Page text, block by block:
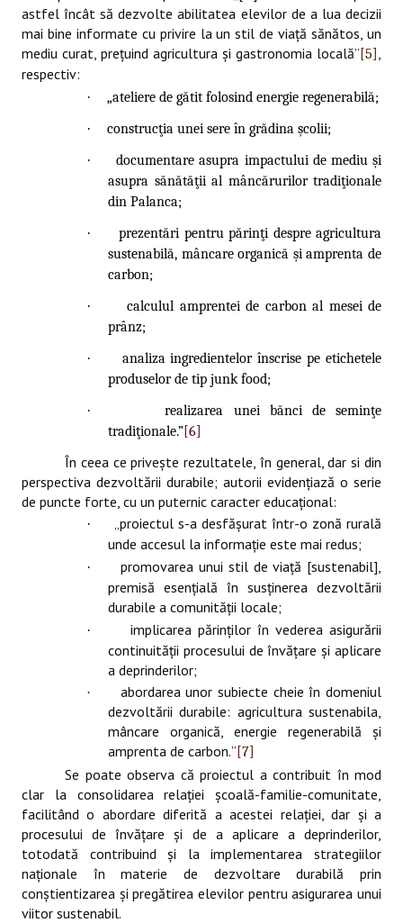
astfel încât să dezvolte abilitatea elevilor de a lua decizii
mai bine informate cu privire la un stil de viaţă sănătos, un
mediu curat, preţuind agricultura şi gastronomia locală”[5]
respectiv:
· „ateliere de gătit folosind energie regenerabilă;
· construcţia unei sere în grădina şcolii;
·
documentare asupra impactului de mediu şi
asupra sănătăţii al mâncărurilor tradiţionale
din Palanca;
·
prezentări pentru părinţi despre agricultura
sustenabilă, mâncare organică şi amprenta de
carbon;
·
calculul amprentei de carbon al mesei de
prânz;
·
analiza ingredientelor înscrise pe etichetele
produselor de tip junk food;
·
realizarea unei bănci de seminţe
tradiţionale.”[6]
În ceea ce priveşte rezultatele, în general, dar si din
perspectiva dezvoltării durabile; autorii evidenţiază o serie
de puncte forte, cu un puternic caracter educaţional:
·
„proiectul s-a desfăşurat într-o zonă rurală
unde accesul la informaţie este mai redus;
·
promovarea unui stil de viaţă [sustenabil],
premisă esenţială în susţinerea dezvoltării
durabile a comunităţii locale;
·
implicarea părinţilor în vederea asigurării
continuităţii procesului de învăţare şi aplicare
a deprinderilor;
·
abordarea unor subiecte cheie în domeniul
dezvoltării durabile: agricultura sustenabila,
mâncare organică, energie regenerabilă şi
amprenta de carbon.”[7]
Se poate observa că proiectul a contribuit în mod
clar la consolidarea relaţiei şcoală-familie-comunitate,
facilitând o abordare diferită a acestei relaţiei, dar şi a
procesului de învăţare şi de a aplicare a deprinderilor,
totodată contribuind şi la implementarea strategiilor
naţionale în materie de dezvoltare durabilă prin
conştientizarea şi pregătirea elevilor pentru asigurarea unui
viitor sustenabil.